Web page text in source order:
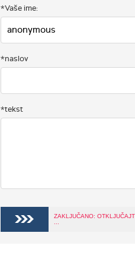
*Vaše ime:
*naslov
*tekst
ZAKLJUČANO: